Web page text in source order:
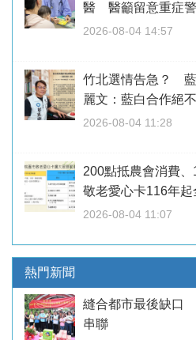
醫 醫籲留意重症
2026-08-04 14:57
竹北選情告急？
麗文：藍白合作絕
2026-08-04 11:28
200點抵農會消費
敬老愛心卡116年起
2026-08-04 11:07
熱門新聞
縫合都市最後缺口
串聯